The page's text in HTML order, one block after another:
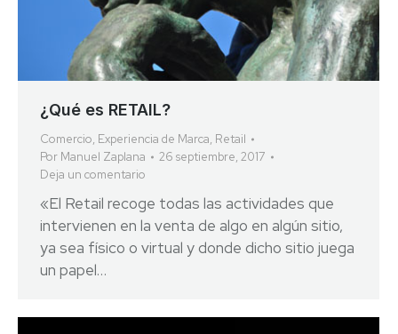
¿Qué es RETAIL?
Comercio, Experiencia de Marca, Retail
Por Manuel Zaplana
26 septiembre, 2017
Deja un comentario
«El Retail recoge todas las actividades que
intervienen en la venta de algo en algún sitio,
ya sea físico o virtual y donde dicho sitio juega
un papel…